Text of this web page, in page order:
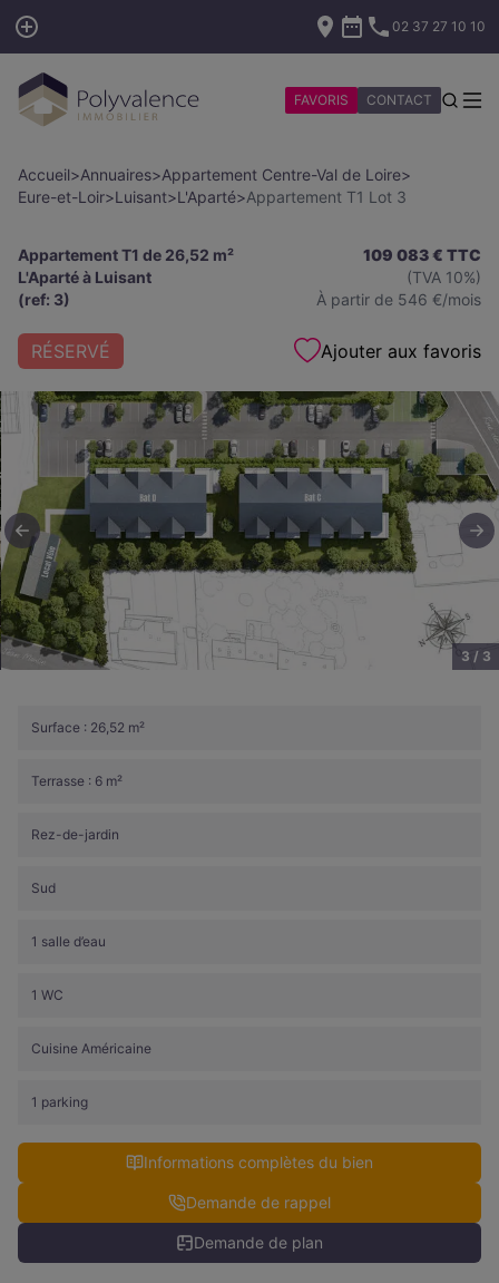
02 37 27 10 10
FAVORIS CONTACT
Accueil>Annuaires>Appartement Centre-Val de Loire>
Eure-et-Loir>Luisant>L'Aparté>Appartement T1 Lot 3
Appartement T1 de 26,52 m²
L'Aparté à Luisant
(ref: 3)
109 083 € TTC
(TVA 10%)
À partir de 546 €/mois
RÉSERVÉ Ajouter aux favoris
3 / 3
Surface : 26,52 m²
Terrasse : 6 m²
Rez-de-jardin
Sud
1 salle d’eau
1 WC
Cuisine Américaine
1 parking
Informations complètes du bien
Demande de rappel
Demande de plan